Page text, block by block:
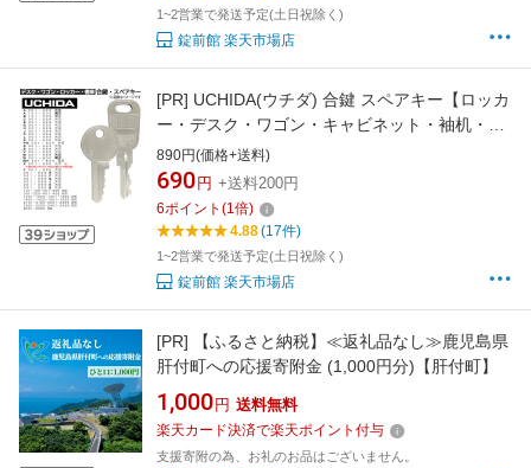
1~2営業で発送予定(土日祝除く)
錠前館 楽天市場店
[PR] UCHIDA(ウチダ) 合鍵 スペアキー【ロッカ
ー・デスク・ワゴン・キャビネット・袖机・脇
机・書庫・保管庫 用】鍵 カギ 合カギ 合鍵作製
合カギ作製 合鍵作成 合カギ作成
890円(価格+送料)
690 円 +送料200円
6ポイント (1倍)
4.88(17件)
1~2営業で発送予定(土日祝除く)
錠前館 楽天市場店
[PR]
【ふるさと納税】≪返礼品なし≫鹿児島県
肝付町への応援寄附金 (1,000円分)【肝付町】
1,000 円 送料無料
楽天カード決済で楽天ポイント付与
支援寄附の為、お礼のお品はございません。